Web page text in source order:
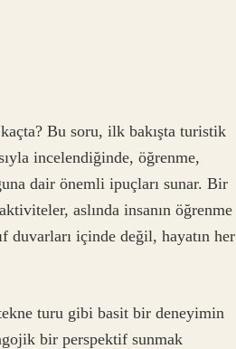
Bu soru, ilk bakışta turistik
incelendiğinde, öğrenme,
dair önemli ipuçları sunar. Bir
aslında insanın öğrenme
duvarları içinde değil, hayatın her
turu gibi basit bir deneyimin
bir perspektif sunmak